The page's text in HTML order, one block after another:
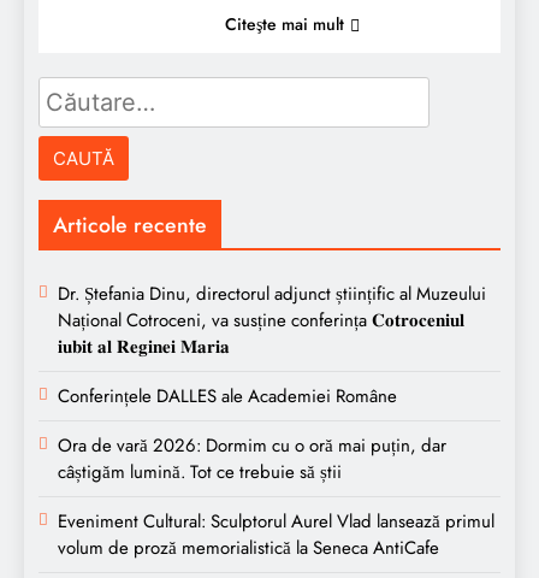
Citeşte mai mult
Caută
după:
Articole recente
Dr. Ștefania Dinu, directorul adjunct științific al Muzeului
Național Cotroceni, va susține conferința 𝐂𝐨𝐭𝐫𝐨𝐜𝐞𝐧𝐢𝐮𝐥
𝐢𝐮𝐛𝐢𝐭 𝐚𝐥 𝐑𝐞𝐠𝐢𝐧𝐞𝐢 𝐌𝐚𝐫𝐢𝐚
Conferințele DALLES ale Academiei Române
Ora de vară 2026: Dormim cu o oră mai puțin, dar
câștigăm lumină. Tot ce trebuie să știi
Eveniment Cultural: Sculptorul Aurel Vlad lansează primul
volum de proză memorialistică la Seneca AntiCafe